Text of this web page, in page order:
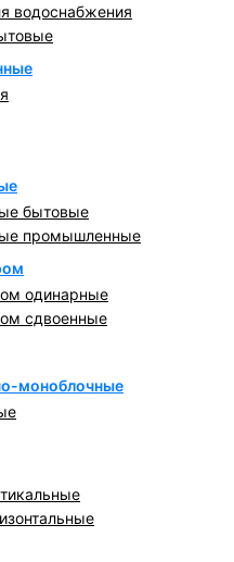
водоснабжения
бытовые
промышленные
одинарные
сдвоенные
моноблочные